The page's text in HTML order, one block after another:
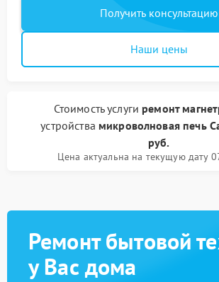
Получить консультацию
Наши цены
Стоимость услуги ремонт
устройства микроволновая печь
руб.
Цена актуальна на текущую дату
Ремонт бытовой
у Вас дома